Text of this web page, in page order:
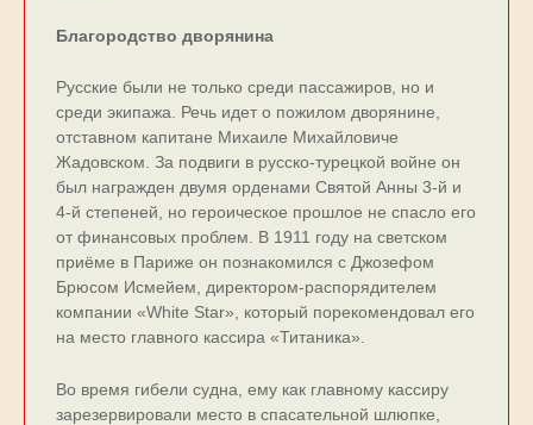
Благородство дворянина
Русские были не только среди пассажиров, но и
среди экипажа. Речь идет о пожилом дворянине,
отставном капитане Михаиле Михайловиче
Жадовском. За подвиги в русско-турецкой войне он
был награжден двумя орденами Святой Анны 3-й и
4-й степеней, но героическое прошлое не спасло его
от финансовых проблем. В 1911 году на светском
приёме в Париже он познакомился с Джозефом
Брюсом Исмейем, директором-распорядителем
компании «White Star», который порекомендовал его
на место главного кассира «Титаника».
Во время гибели судна, ему как главному кассиру
зарезервировали место в спасательной шлюпке,